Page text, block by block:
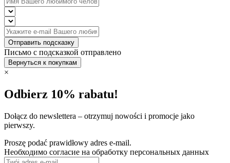
Отправить подсказку
Письмо с подсказкой отправлено
Вернуться к покупкам
×
Odbierz 10% rabatu!
Dołącz do newslettera – otrzymuj nowości i promocje jako
pierwszy.
Proszę podać prawidłowy adres e-mail.
Необходимо согласие на обработку персональных данных